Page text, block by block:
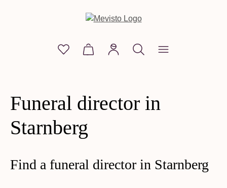
You have 0 wishlist items
Shopping cart contains 0 items.
Funeral director in
Starnberg
Find a funeral director in Starnberg